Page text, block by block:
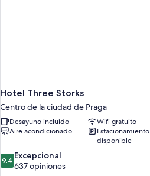
Hotel Three Storks
Centro de la ciudad de Praga
Desayuno incluido
Wifi gratuito
Aire acondicionado
Estacionamiento
disponible
9.4
de
9.4 Excepcional
637 opiniones